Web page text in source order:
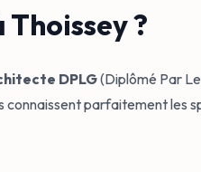
?
DPLG(Diplômé Par
parfaitement les